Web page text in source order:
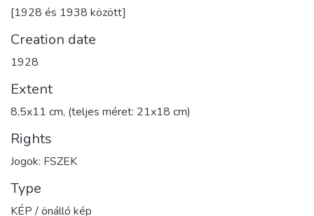
[1928 és 1938 között]
Creation date
1928
Extent
8,5x11 cm, (teljes méret: 21x18 cm)
Rights
Jogok: FSZEK
Type
KÉP / önálló kép